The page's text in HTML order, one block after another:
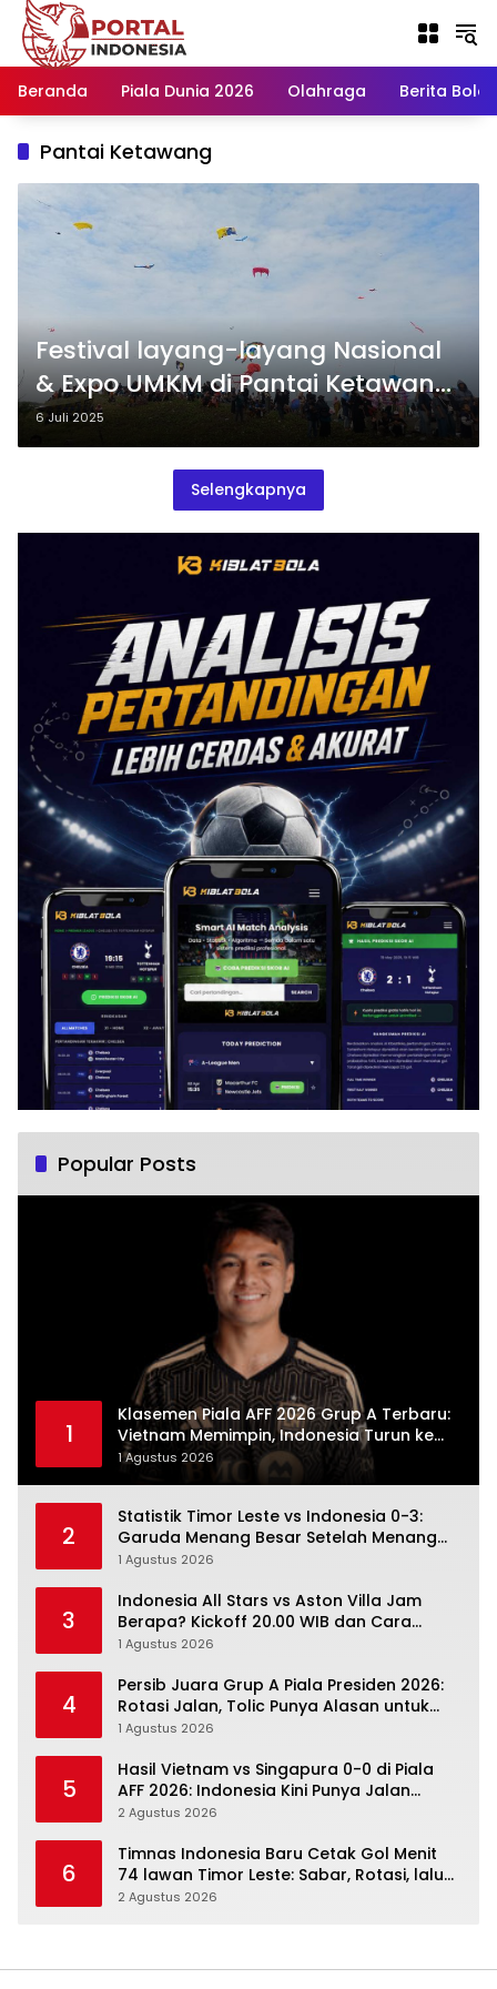
Langsung
konten
Beranda
Piala Dunia 2026 Olahraga Berita Bola
Pantai Ketawang
Festival layang-layang Nasional
& Expo UMKM di Pantai Ketawang
Jadi Magnet Wisata dan Ekonomi
6 Juli 2025
Selengkapnya
Popular Posts
1
Klasemen Piala AFF 2026 Grup A Terbaru:
Vietnam Memimpin, Indonesia Turun ke
Posisi Tiga
1 Agustus 2026
2
Statistik Timor Leste vs Indonesia 0-3:
Garuda Menang Besar Setelah Menang
Angka Lebih Dulu
1 Agustus 2026
3
Indonesia All Stars vs Aston Villa Jam
Berapa? Kickoff 20.00 WIB dan Cara
Nonton Resminya
1 Agustus 2026
4
Persib Juara Grup A Piala Presiden 2026:
Rotasi Jalan, Tolic Punya Alasan untuk
Percaya
1 Agustus 2026
5
Hasil Vietnam vs Singapura 0-0 di Piala
AFF 2026: Indonesia Kini Punya Jalan
Terbuka
2 Agustus 2026
6
Timnas Indonesia Baru Cetak Gol Menit
74 lawan Timor Leste: Sabar, Rotasi, lalu
Pecah
2 Agustus 2026